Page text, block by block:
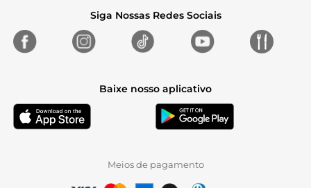
Siga Nossas Redes Sociais
Baixe nosso aplicativo
Meios de pagamento